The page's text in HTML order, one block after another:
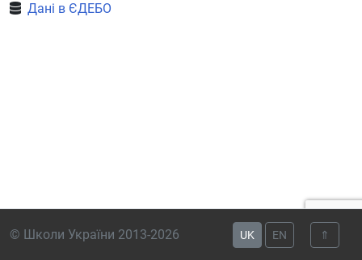
Дані в ЄДЕБО
© Школи України 2013-2026 UK EN ⇑